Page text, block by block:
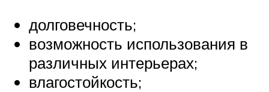
долговечность;
возможность использования в
различных интерьерах;
влагостойкость;